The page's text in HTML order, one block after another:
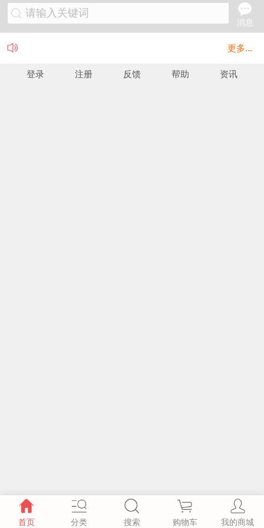
请输入关键词
消息
更多...
登录 注册 反馈 帮助 资讯
首页 分类 搜索 购物车 我的商城